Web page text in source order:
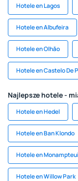
Hotele en Lagos
Hotele en Albufeira
Hotele en Olhăo
Hotele en Castelo De
Najlepsze hotele -
Hotele en Hedel
Hotele en Ban Klondo
Hotele en
Hotele en Willow Park